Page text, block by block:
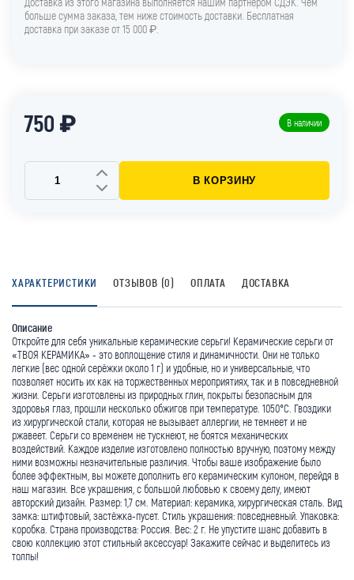
больше сумма заказа, тем ниже стоимость доставки. Бесплатная
доставка при заказе от 15 000 ₽.
750 ₽ В наличии
В КОРЗИНУ
ХАРАКТЕРИСТИКИ ОТЗЫВОВ (0) ОПЛАТА ДОСТАВКА
Описание
Откройте для себя уникальные керамические серьги! Керамические серьги от
«ТВОЯ КЕРАМИКА» - это воплощение стиля и динамичности. Они не только
легкие (вес одной серёжки около 1 г) и удобные, но и универсальные, что
позволяет носить их как на торжественных мероприятиях, так и в повседневной
жизни. Серьги изготовлены из природных глин, покрыты безопасным для
здоровья глаз, прошли несколько обжигов при температуре. 1050°С. Гвоздики
из хирургической стали, которая не вызывает аллергии, не темнеет и не
ржавеет. Серьги со временем не тускнеют, не боятся механических
воздействий. Каждое изделие изготовлено полностью вручную, поэтому между
ними возможны незначительные различия. Чтобы ваше изображение было
более эффектным, вы можете дополнить его керамическим кулоном, перейдя в
наш магазин. Все украшения, с большой любовью к своему делу, имеют
авторский дизайн. Размер: 1,7 см. Материал: керамика, хирургическая сталь. Вид
замка: штифтовый, застёжка-пусет. Стиль украшения: повседневный. Упаковка:
коробка. Страна производства: Россия. Вес: 2 г. Не упустите шанс добавить в
свою коллекцию этот стильный аксессуар! Закажите сейчас и выделитесь из
толпы!